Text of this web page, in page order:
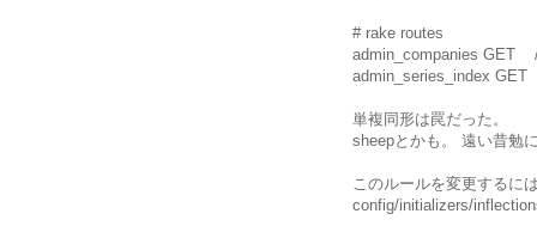
# rake routes
admin_companies
admin_series_index
単複同形は罠だった。
sheepとかも。 遠い昔勉
このルールを変更するには
config/initializers/